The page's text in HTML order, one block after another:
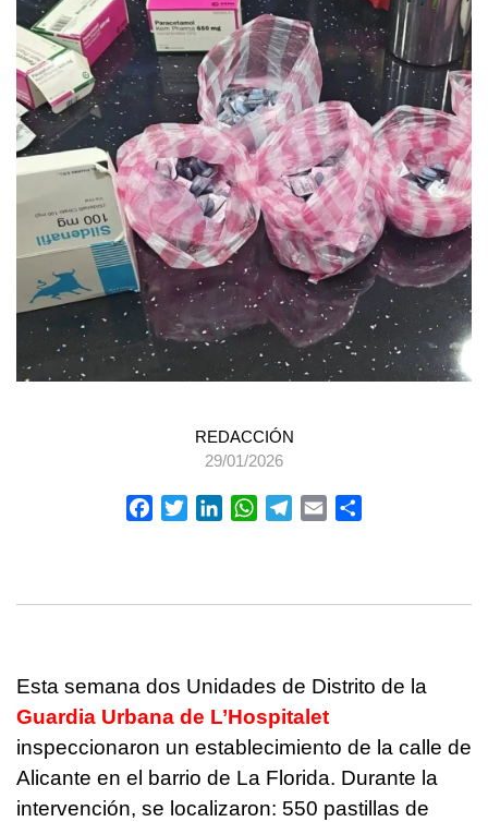
REDACCIÓN
29/01/2026
FacebookTwitterLinkedInWhatsApp
Telegram
Email
Esta semana dos Unidades de Distrito de la
Guardia Urbana de L’Hospitalet
inspeccionaron un establecimiento de la calle de
Alicante en el barrio de La Florida. Durante la
intervención, se localizaron: 550 pastillas de